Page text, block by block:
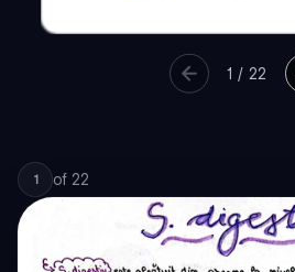
1 / 22
1 of 22